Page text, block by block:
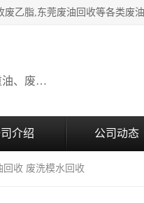
本公司高价废油回收：回收废机油、废液压油回收、废重油、废食用油回收、废导热油、废、废油漆、废UV光油、废清、废白矿油、废变压器油
介绍 公司动态
回收 废洗模水回收